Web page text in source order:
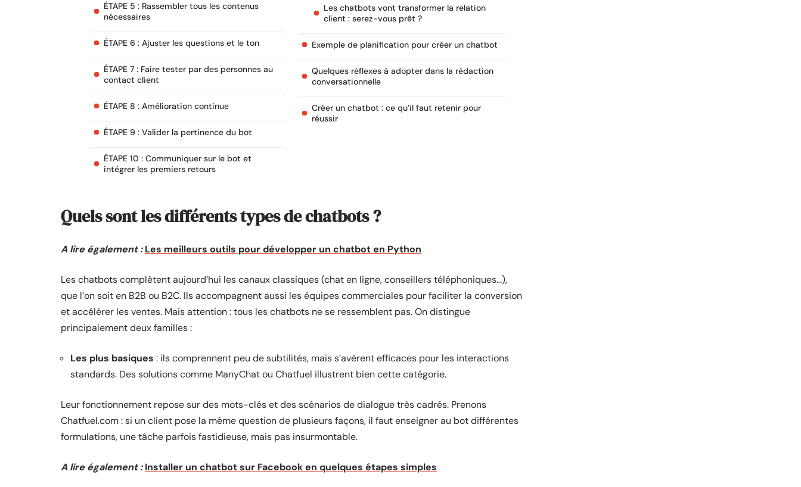
ÉTAPE 5 : Rassembler tous les contenus
nécessaires
ÉTAPE 6 : Ajuster les questions et le ton
ÉTAPE 7 : Faire tester par des personnes au
contact client
ÉTAPE 8 : Amélioration continue
ÉTAPE 9 : Valider la pertinence du bot
ÉTAPE 10 : Communiquer sur le bot et
intégrer les premiers retours
Les chatbots vont transformer la relation
client : serez-vous prêt ?
Exemple de planification pour créer un chatbot
Quelques réflexes à adopter dans la rédaction
conversationnelle
Créer un chatbot : ce qu’il faut retenir pour
réussir
Quels sont les différents types de chatbots ?
A lire également : Les meilleurs outils pour développer un chatbot en Python
Les chatbots complètent aujourd’hui les canaux classiques (chat en ligne, conseillers téléphoniques…),
que l’on soit en B2B ou B2C. Ils accompagnent aussi les équipes commerciales pour faciliter la conversion
et accélérer les ventes. Mais attention : tous les chatbots ne se ressemblent pas. On distingue
principalement deux familles :
Les plus basiques : ils comprennent peu de subtilités, mais s’avèrent efficaces pour les interactions
standards. Des solutions comme ManyChat ou Chatfuel illustrent bien cette catégorie.
Leur fonctionnement repose sur des mots-clés et des scénarios de dialogue très cadrés. Prenons
Chatfuel.com : si un client pose la même question de plusieurs façons, il faut enseigner au bot différentes
formulations, une tâche parfois fastidieuse, mais pas insurmontable.
A lire également : Installer un chatbot sur Facebook en quelques étapes simples